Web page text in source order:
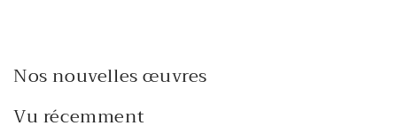
Nos nouvelles œuvres
Vu récemment